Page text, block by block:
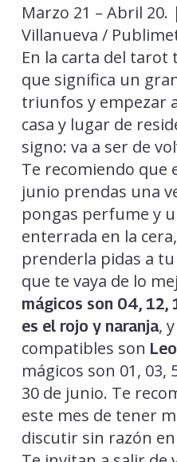
Marzo 21 – Abril
Villanueva /
En la carta del tarot
que significa un
triunfos y empezar
casa y lugar de
signo: va a ser de
Te recomiendo que
junio prendas una
pongas perfume y
enterrada en la
prenderla pidas a
que te vaya de lo
mágicos son 04, 12,
es el rojo y naranja,
compatibles son Leo
mágicos son 01, 03,
30 de junio. Te
este mes de tener
discutir sin razón